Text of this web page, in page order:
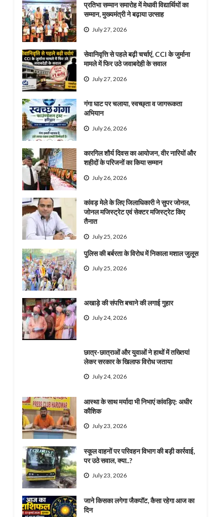
प्रतिभा सम्मान समारोह में मेधावी विद्यार्थियों का
सम्मान, मुख्यमंत्री ने बढ़ाया उत्साह
July 27, 2026
सेवानिवृत्ति से पहले बढ़ी चर्चाएं, CCI के जुर्माना
मामले में फिर उठे जवाबदेही के सवाल
July 27, 2026
गंगा घाट पर चलाया, स्वच्छ्ता व जागरूकता
अभियान
July 26, 2026
कारगिल शौर्य दिवस का आयोजन, वीर नारियों और
शहीदों के परिजनों का किया सम्मान
July 26, 2026
कांवड़ मेले के लिए जिलाधिकारी ने सुपर जोनल,
जोनल मजिस्ट्रेट एवं सेक्टर मजिस्ट्रेट किए
तैनात
July 25, 2026
पुलिस की बर्बरता के विरोध में निकाला मशाल जुलूस
July 25, 2026
अखाड़े की संपत्ति बचाने की लगाई गुहार
July 24, 2026
छात्र-छात्राओं और युवाओं ने हाथों में तख्तियां
लेकर सरकार के खिलाफ विरोध जताया
July 24, 2026
आस्था के साथ मर्यादा भी निभाएं कांवड़िए: अधीर
कौशिक
July 23, 2026
स्कूल वाहनों पर परिवहन विभाग की बड़ी कार्रवाई,
पर उठे सवाल, क्या..?
July 23, 2026
जाने किसका लगेगा जैकपॉट, कैसा रहेगा आज का
दिन